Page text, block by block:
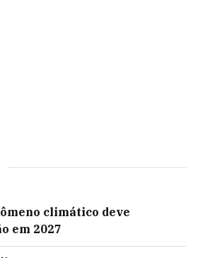
climático deve
em 2027